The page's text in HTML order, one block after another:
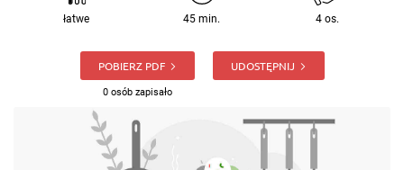
łatwe 45 min. 4 os.
POBIERZ PDF
0 osób zapisało
UDOSTĘPNIJ